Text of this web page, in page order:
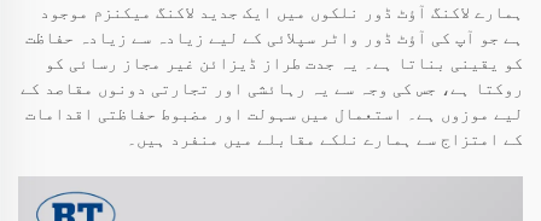
ہمارے لاکنگ آؤٹ ڈور نلکوں میں ایک جدید لاکنگ میکنزم موجود
ہے جو آپ کی آؤٹ ڈور واٹر سپلائی کے لیے زیادہ سے زیادہ حفاظت
کو یقینی بناتا ہے۔ یہ جدت طراز ڈیزائن غیر مجاز رسائی کو
روکتا ہے، جس کی وجہ سے یہ رہائشی اور تجارتی دونوں مقاصد کے
لیے موزوں ہے۔ استعمال میں سہولت اور مضبوط حفاظتی اقدامات
کے امتزاج سے ہمارے نلکے مقابلے میں منفرد ہیں۔